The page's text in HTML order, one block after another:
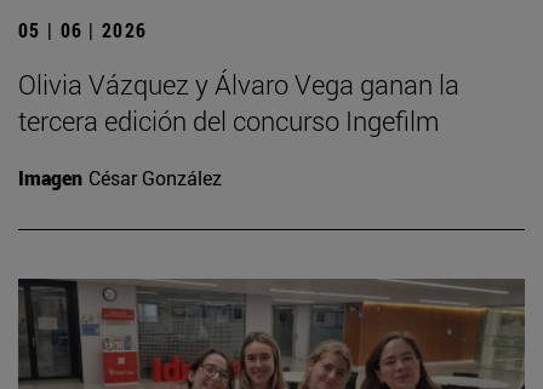
05 | 06 | 2026
Olivia Vázquez y Álvaro Vega ganan la
tercera edición del concurso Ingefilm
Imagen César González